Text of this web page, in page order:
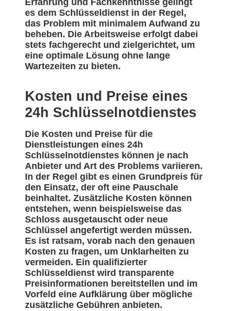
Erfahrung und Fachkenntnisse gelingt
es dem Schlüsseldienst in der Regel,
das Problem mit minimalem Aufwand zu
beheben. Die Arbeitsweise erfolgt dabei
stets fachgerecht und zielgerichtet, um
eine optimale Lösung ohne lange
Wartezeiten zu bieten.
Kosten und Preise eines
24h Schlüsselnotdienstes
Die Kosten und Preise für die
Dienstleistungen eines 24h
Schlüsselnotdienstes können je nach
Anbieter und Art des Problems variieren.
In der Regel gibt es einen Grundpreis für
den Einsatz, der oft eine Pauschale
beinhaltet. Zusätzliche Kosten können
entstehen, wenn beispielsweise das
Schloss ausgetauscht oder neue
Schlüssel angefertigt werden müssen.
Es ist ratsam, vorab nach den genauen
Kosten zu fragen, um Unklarheiten zu
vermeiden. Ein qualifizierter
Schlüsseldienst wird transparente
Preisinformationen bereitstellen und im
Vorfeld eine Aufklärung über mögliche
zusätzliche Gebühren anbieten.